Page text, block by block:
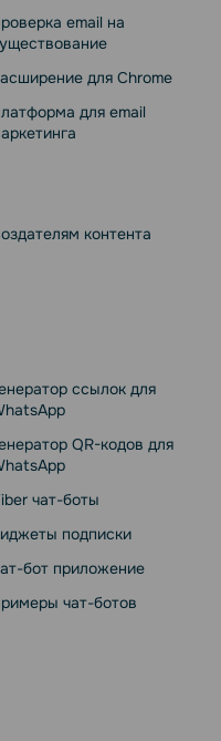
email на
для Chrome
для email
контента
ссылок для
QR-кодов для
чат-боты
подписки
бот приложение
чат-ботов